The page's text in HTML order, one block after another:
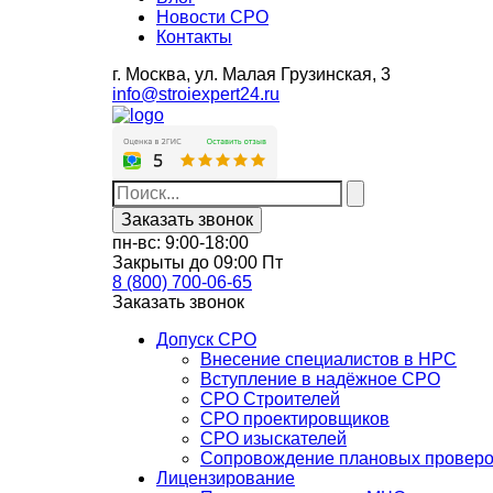
Новости СРО
Контакты
г. Москва, ул. Малая Грузинская, 3
info@stroiexpert24.ru
Заказать звонок
пн-вс: 9:00-18:00
Закрыты до 09:00 Пт
8 (800) 700-06-65
Заказать звонок
Допуск СРО
Внесение специалистов в НРС
Вступление в надёжное СРО
СРО Строителей
СРО проектировщиков
СРО изыскателей
Сопровождение плановых
Лицензирование